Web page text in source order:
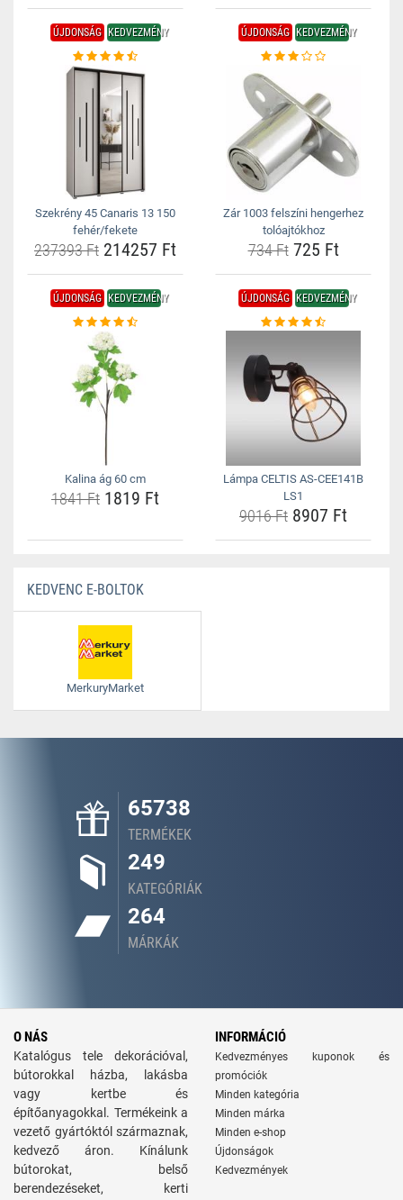
ÚJDONSÁG KEDVEZMÉNY
Szekrény 45 Canaris 13 150
fehér/fekete
237393 Ft 214257 Ft
ÚJDONSÁG KEDVEZMÉNY
Zár 1003 felszíni hengerhez
tolóajtókhoz
734 Ft725 Ft
ÚJDONSÁG KEDVEZMÉNY
Kalina ág 60 cm
1841 Ft 1819 Ft
ÚJDONSÁG KEDVEZMÉNY
Lámpa CELTIS AS-CEE141B
LS1
9016 Ft 8907 Ft
KEDVENC E-BOLTOK
MerkuryMarket
65738
TERMÉKEK
249
KATEGÓRIÁK
264
MÁRKÁK
O NÁS
Katalógus tele dekorációval,
bútorokkal házba, lakásba
vagy kertbe és
építőanyagokkal. Termékeink a
vezető gyártóktól származnak,
kedvező áron. Kínálunk
bútorokat, belső
berendezéseket, kerti
INFORMÁCIÓ
Kedvezményes kuponok és
promóciók
Minden kategória
Minden márka
Minden e-shop
Újdonságok
Kedvezmények